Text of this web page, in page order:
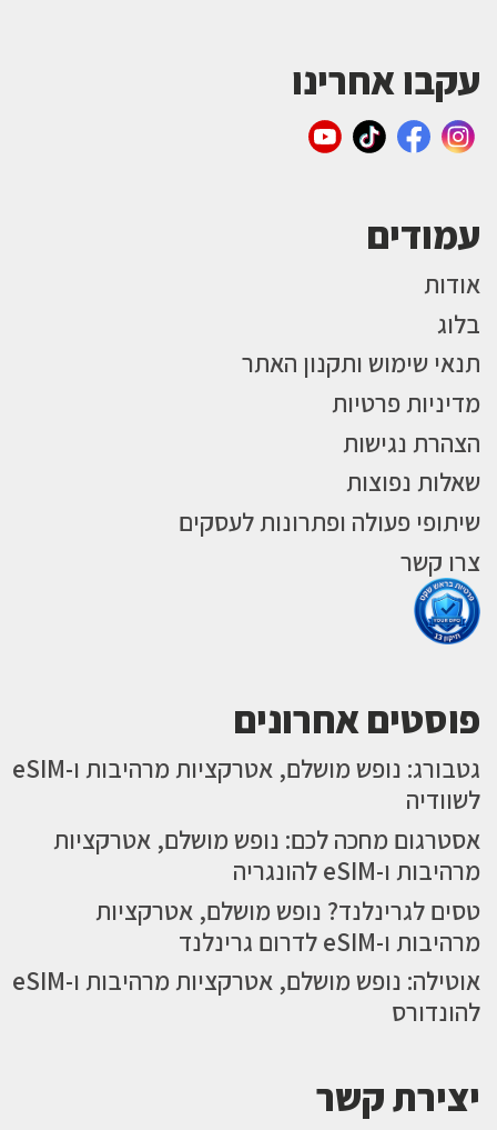
עקבו אחרינו
עמודים
אודות
בלוג
תנאי שימוש ותקנון האתר
מדיניות פרטיות
הצהרת נגישות
שאלות נפוצות
שיתופי פעולה ופתרונות לעסקים
צרו קשר
פוסטים אחרונים
גטבורג: נופש מושלם, אטרקציות מרהיבות ו-eSIM
לשוודיה
אסטרגום מחכה לכם: נופש מושלם, אטרקציות
מרהיבות ו-eSIM להונגריה
טסים לגרינלנד? נופש מושלם, אטרקציות
מרהיבות ו-eSIM לדרום גרינלנד
אוטילה: נופש מושלם, אטרקציות מרהיבות ו-eSIM
להונדורס
יצירת קשר